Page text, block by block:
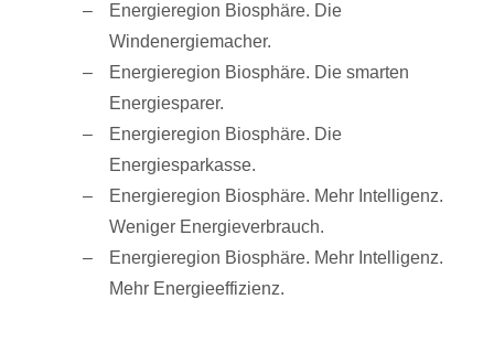
Energieregion Biosphäre. Die
Windenergiemacher.
Energieregion Biosphäre. Die smarten
Energiesparer.
Energieregion Biosphäre. Die
Energiesparkasse.
Energieregion Biosphäre. Mehr Intelligenz.
Weniger Energieverbrauch.
Energieregion Biosphäre. Mehr Intelligenz.
Mehr Energieeffizienz.